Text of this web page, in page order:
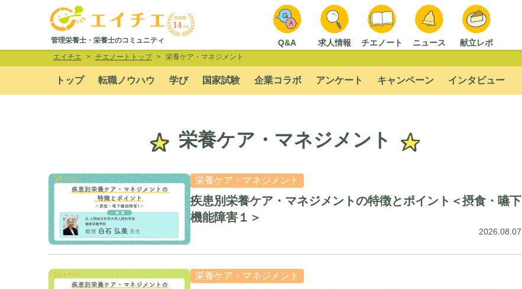
管理栄養士・栄養士のコミュニティ Q&A 求人情報 チエノート ニュース 献立レポ
エイチエ チエノートトップ 栄養ケア・マネジメント
トップ 転職ノウハウ 学び 国家試験 企業コラボ アンケート キャンペーン インタビュー
栄養ケア・マネジメント
栄養ケア・マネジメント
疾患別栄養ケア・マネジメントの特徴とポイント＜摂食・嚥下
機能障害１＞
2026.08.07
栄養ケア・マネジメント